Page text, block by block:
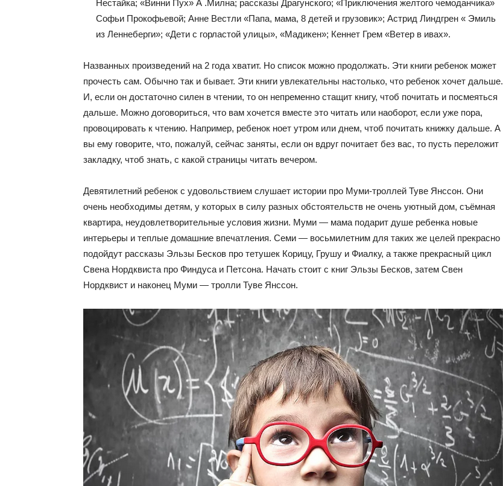
Нестайка; «Винни Пух» А .Милна; рассказы Драгунского; «Приключения желтого чемоданчика»
Софьи Прокофьевой; Анне Вестли «Папа, мама, 8 детей и грузовик»; Астрид Линдгрен « Эмиль
из Леннеберги»; «Дети с горластой улицы», «Мадикен»; Кеннет Грем «Ветер в ивах».
Названных произведений на 2 года хватит. Но список можно продолжать. Эти книги ребенок может
прочесть сам. Обычно так и бывает. Эти книги увлекательны настолько, что ребенок хочет дальше.
И, если он достаточно силен в чтении, то он непременно стащит книгу, чтоб почитать и посмеяться
дальше. Можно договориться, что вам хочется вместе это читать или наоборот, если уже пора,
провоцировать к чтению. Например, ребенок ноет утром или днем, чтоб почитать книжку дальше. А
вы ему говорите, что, пожалуй, сейчас заняты, если он вдруг почитает без вас, то пусть переложит
закладку, чтоб знать, с какой страницы читать вечером.
Девятилетний ребенок с удовольствием слушает истории про Муми-троллей Туве Янссон. Они
очень необходимы детям, у которых в силу разных обстоятельств не очень уютный дом, съёмная
квартира, неудовлетворительные условия жизни. Муми — мама подарит душе ребенка новые
интерьеры и теплые домашние впечатления. Семи — восьмилетним для таких же целей прекрасно
подойдут рассказы Эльзы Бесков про тетушек Корицу, Грушу и Фиалку, а также прекрасный цикл
Свена Нордквиста про Финдуса и Петсона. Начать стоит с книг Эльзы Бесков, затем Свен
Нордквист и наконец Муми — тролли Туве Янссон.